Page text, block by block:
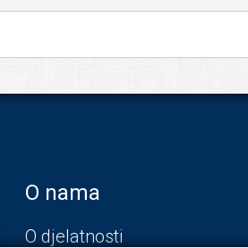
O nama
O djelatnosti